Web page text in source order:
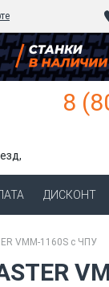
8
ДИСКОНТ
VMM-1160S с ЧПУ